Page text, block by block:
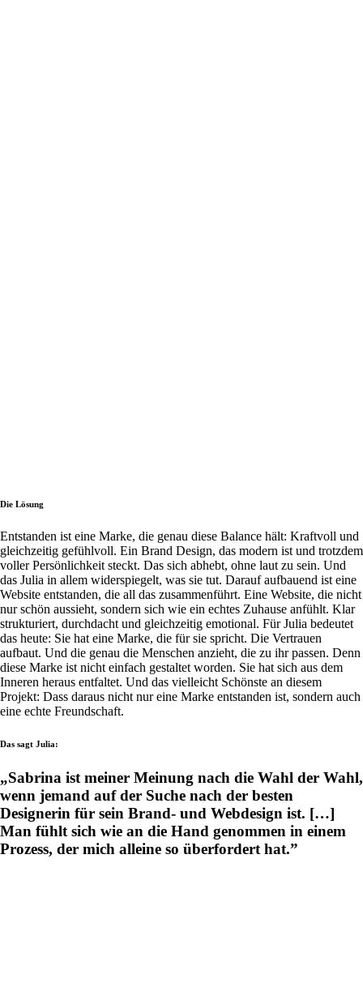
Die Lösung
Entstanden ist eine Marke, die genau diese Balance hält: Kraftvoll und
gleichzeitig gefühlvoll. Ein Brand Design, das modern ist und trotzdem
voller Persönlichkeit steckt. Das sich abhebt, ohne laut zu sein. Und
das Julia in allem widerspiegelt, was sie tut. Darauf aufbauend ist eine
Website entstanden, die all das zusammenführt. Eine Website, die nicht
nur schön aussieht, sondern sich wie ein echtes Zuhause anfühlt. Klar
strukturiert, durchdacht und gleichzeitig emotional. Für Julia bedeutet
das heute: Sie hat eine Marke, die für sie spricht. Die Vertrauen
aufbaut. Und die genau die Menschen anzieht, die zu ihr passen. Denn
diese Marke ist nicht einfach gestaltet worden. Sie hat sich aus dem
Inneren heraus entfaltet. Und das vielleicht Schönste an diesem
Projekt: Dass daraus nicht nur eine Marke entstanden ist, sondern auch
eine echte Freundschaft.
Das sagt Julia:
„Sabrina ist meiner Meinung nach die Wahl der Wahl,
wenn jemand auf der Suche nach der besten
Designerin für sein Brand- und Webdesign ist. […]
Man fühlt sich wie an die Hand genommen in einem
Prozess, der mich alleine so überfordert hat.”